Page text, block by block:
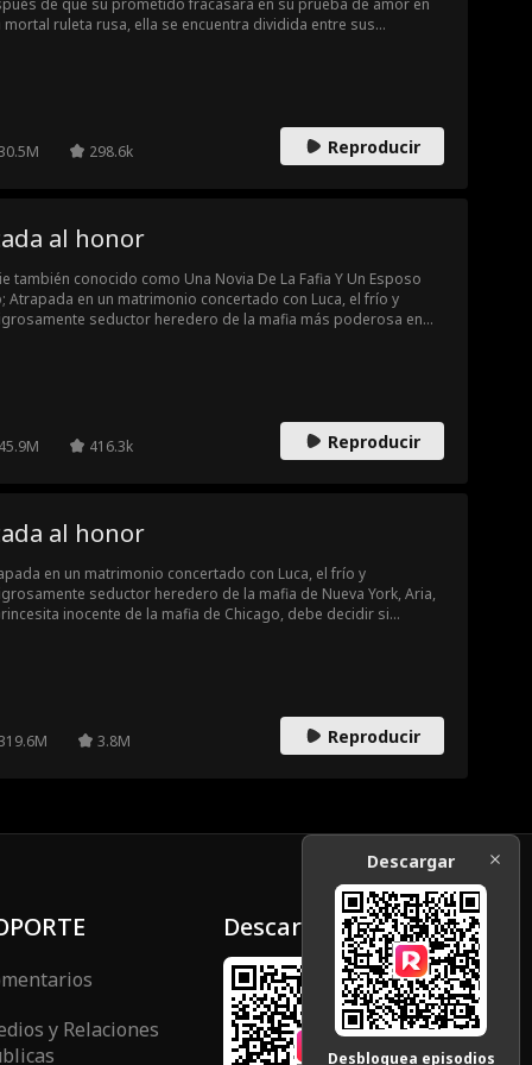
de que su prometido fracasara en su prueba de amor en
mortal ruleta rusa, ella se encuentra dividida entre sus
298.6k Reproducir
al honor
también conocido como Una Novia De La Fafia Y Un Esposo
Atrapada en un matrimonio concertado con Luca, el frío y
seductor heredero de la mafia más poderosa en
45.9M 416.3k Reproducir
al honor
en un matrimonio concertado con Luca, el frío y
seductor heredero de la mafia de Nueva York, Aria,
inocente de la mafia de Chicago, debe decidir si
3.8M Reproducir
y Relaciones
Descargar
Descargar
Desbloquea episodios